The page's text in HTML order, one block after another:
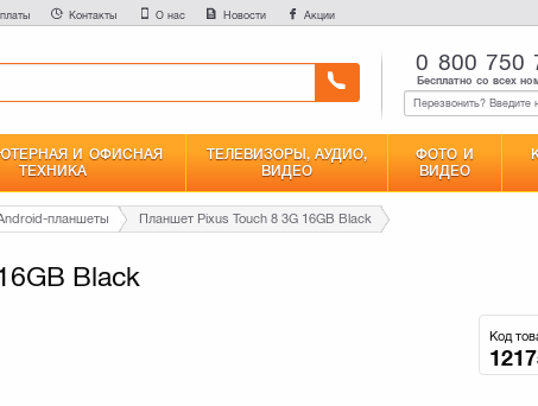
Контакты О нас Новости Акции
0 800 750
Бесплатно со всех
И ОФИСНАЯ
ТЕХНИКА
ТЕЛЕВИЗОРЫ, АУДИО,
ВИДЕО
ФОТО И
ВИДЕО
планшеты Планшет Pixus Touch 8 3G 16GB Black
Black
Код